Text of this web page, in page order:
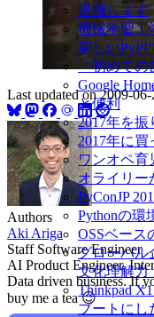
退職します
機械学習工
新しいPyPI
「初めての
Google
と便利
2017年を振
2017年に
ワンオペ育
オライリー
PyConJP
Pythonの環
OSSベース
グローバル
文化理解力
Thinkpad
ブートにし
Last updated on2009-06-
Authors
Aki Ariga
Staff Software Engineer
AI Product Engineer.
Data driven business. If
buy me a tea 😉